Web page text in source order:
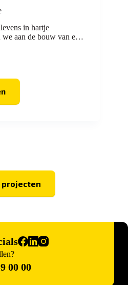
in hartje
aan de bouw van een
projecten
00 00